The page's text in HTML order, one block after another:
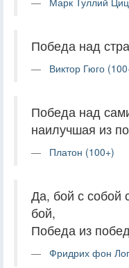
Победа над
Виктор Гюго
Победа над
наилучшая из
Платон (100+)
Да, бой с собой
бой,
Победа из
Фридрих фон